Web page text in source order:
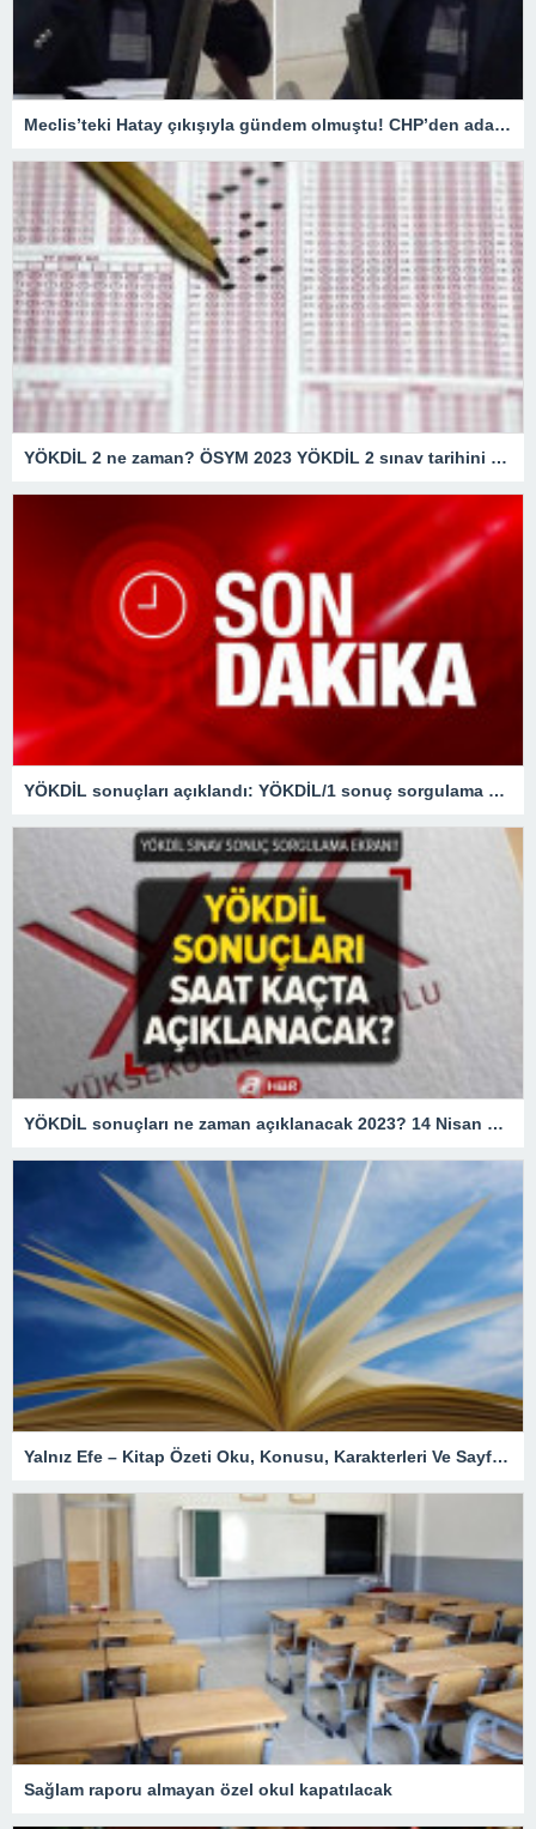
Meclis’teki Hatay çıkışıyla gündem olmuştu! CHP’den aday gösterilmeyen Suzan Şahin ilk kez konuştu
YÖKDİL 2 ne zaman? ÖSYM 2023 YÖKDİL 2 sınav tarihini duyurdu mu, başvurular ne zaman?
YÖKDİL sonuçları açıklandı: YÖKDİL/1 sonuç sorgulama sayfası…
YÖKDİL sonuçları ne zaman açıklanacak 2023? 14 Nisan YÖKDİL sınav sonuçları saat kaçta açıklanır? ÖSYM sonuç sorgulama ekranı!
Yalnız Efe – Kitap Özeti Oku, Konusu, Karakterleri Ve Sayfa Sayısı – En Son Haberler
Sağlam raporu almayan özel okul kapatılacak